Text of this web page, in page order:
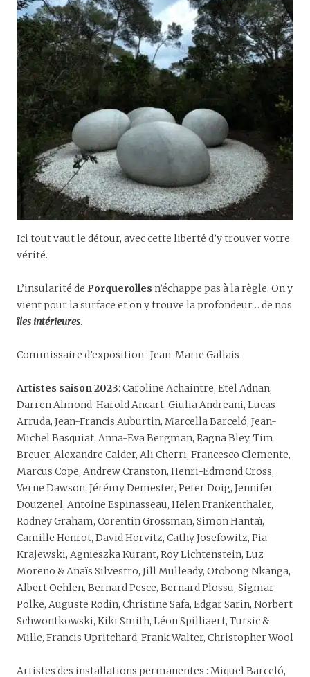
Ici tout vaut le détour, avec cette liberté d’y trouver votre
vérité.
L’insularité de Porquerolles n’échappe pas à la règle. On y
vient pour la surface et on y trouve la profondeur… de nos
îles intérieures.
Commissaire d’exposition : Jean-Marie Gallais
Artistes saison 2023: Caroline Achaintre, Etel Adnan,
Darren Almond, Harold Ancart, Giulia Andreani, Lucas
Arruda, Jean-Francis Auburtin, Marcella Barceló, Jean-
Michel Basquiat, Anna-Eva Bergman, Ragna Bley, Tim
Breuer, Alexandre Calder, Ali Cherri, Francesco Clemente,
Marcus Cope, Andrew Cranston, Henri-Edmond Cross,
Verne Dawson, Jérémy Demester, Peter Doig, Jennifer
Douzenel, Antoine Espinasseau, Helen Frankenthaler,
Rodney Graham, Corentin Grossman, Simon Hantaï,
Camille Henrot, David Horvitz, Cathy Josefowitz, Pia
Krajewski, Agnieszka Kurant, Roy Lichtenstein, Luz
Moreno & Anaïs Silvestro, Jill Mulleady, Otobong Nkanga,
Albert Oehlen, Bernard Pesce, Bernard Plossu, Sigmar
Polke, Auguste Rodin, Christine Safa, Edgar Sarin, Norbert
Schwontkowski, Kiki Smith, Léon Spilliaert, Tursic &
Mille, Francis Upritchard, Frank Walter, Christopher Wool
Artistes des installations permanentes : Miquel Barceló,